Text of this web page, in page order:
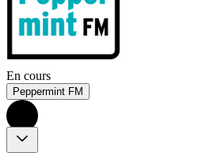
En cours
Peppermint FM